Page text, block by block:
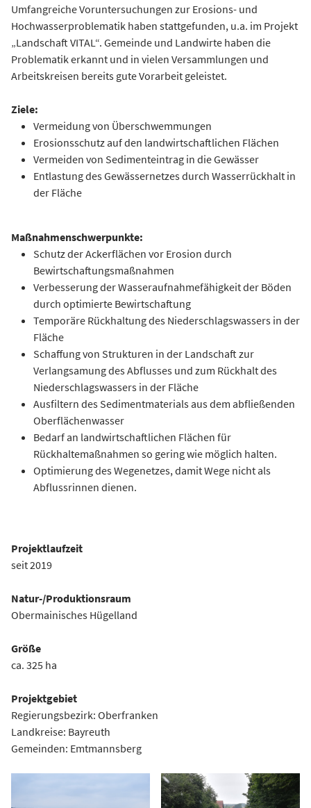
Umfangreiche Voruntersuchungen zur Erosions- und
Hochwasserproblematik haben stattgefunden, u.a. im Projekt
„Landschaft VITAL“. Gemeinde und Landwirte haben die
Problematik erkannt und in vielen Versammlungen und
Arbeitskreisen bereits gute Vorarbeit geleistet.
Ziele:
Vermeidung von Überschwemmungen
Erosionsschutz auf den landwirtschaftlichen Flächen
Vermeiden von Sedimenteintrag in die Gewässer
Entlastung des Gewässernetzes durch Wasserrückhalt in
der Fläche
Maßnahmenschwerpunkte:
Schutz der Ackerflächen vor Erosion durch
Bewirtschaftungsmaßnahmen
Verbesserung der Wasseraufnahmefähigkeit der Böden
durch optimierte Bewirtschaftung
Temporäre Rückhaltung des Niederschlagswassers in der
Fläche
Schaffung von Strukturen in der Landschaft zur
Verlangsamung des Abflusses und zum Rückhalt des
Niederschlagswassers in der Fläche
Ausfiltern des Sedimentmaterials aus dem abfließenden
Oberflächenwasser
Bedarf an landwirtschaftlichen Flächen für
Rückhaltemaßnahmen so gering wie möglich halten.
Optimierung des Wegenetzes, damit Wege nicht als
Abflussrinnen dienen.
Projektlaufzeit
seit 2019
Natur-/Produktionsraum
Obermainisches Hügelland
Größe
ca. 325 ha
Projektgebiet
Regierungsbezirk: Oberfranken
Landkreise: Bayreuth
Gemeinden: Emtmannsberg